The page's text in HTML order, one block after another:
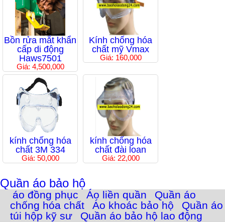
Bồn rửa mắt khẩn
cấp di động
Haws7501
Giá: 4,500,000
Kính chống hóa
chất mỹ Vmax
Giá: 160,000
kính chống hóa
chất 3M 334
Giá: 50,000
kính chống hóa
chất đài loan
Giá: 22,000
Quần áo bảo hộ
áo đồng phục Áo liền quần
Quần áo
chống hóa chất
Áo khoác bảo hộ
Quần áo
túi hộp kỹ sư
Quần áo bảo hộ lao động